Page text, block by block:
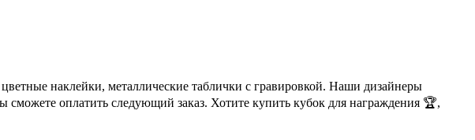
наклейки, металлические таблички с гравировкой. Наши дизайнеры
оплатить следующий заказ. Хотите купить кубок для награждения 🏆,